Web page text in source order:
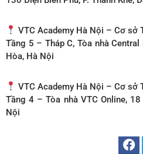
VTC Academy Hà Nội – Cơ sở
Tầng 5 – Tháp C, Tòa nhà
Hòa, Hà Nội
VTC Academy Hà Nội – Cơ sở
Tầng 4 – Tòa nhà VTC Online,
Nội